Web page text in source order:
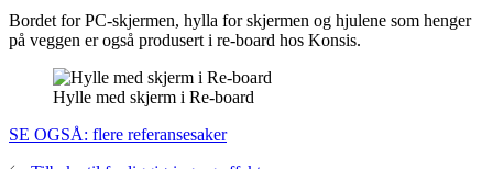
Bordet for PC-skjermen, hylla for skjermen og hjulene som henger
på veggen er også produsert i re-board hos Konsis.
Hylle med skjerm i Re-board
SE OGSÅ: flere referansesaker